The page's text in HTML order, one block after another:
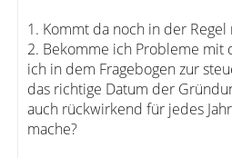
1. Kommt da noch in der Regel
2. Bekomme ich Probleme mit
ich in dem Fragebogen zur
das richtige Datum der
auch rückwirkend für jedes
mache?